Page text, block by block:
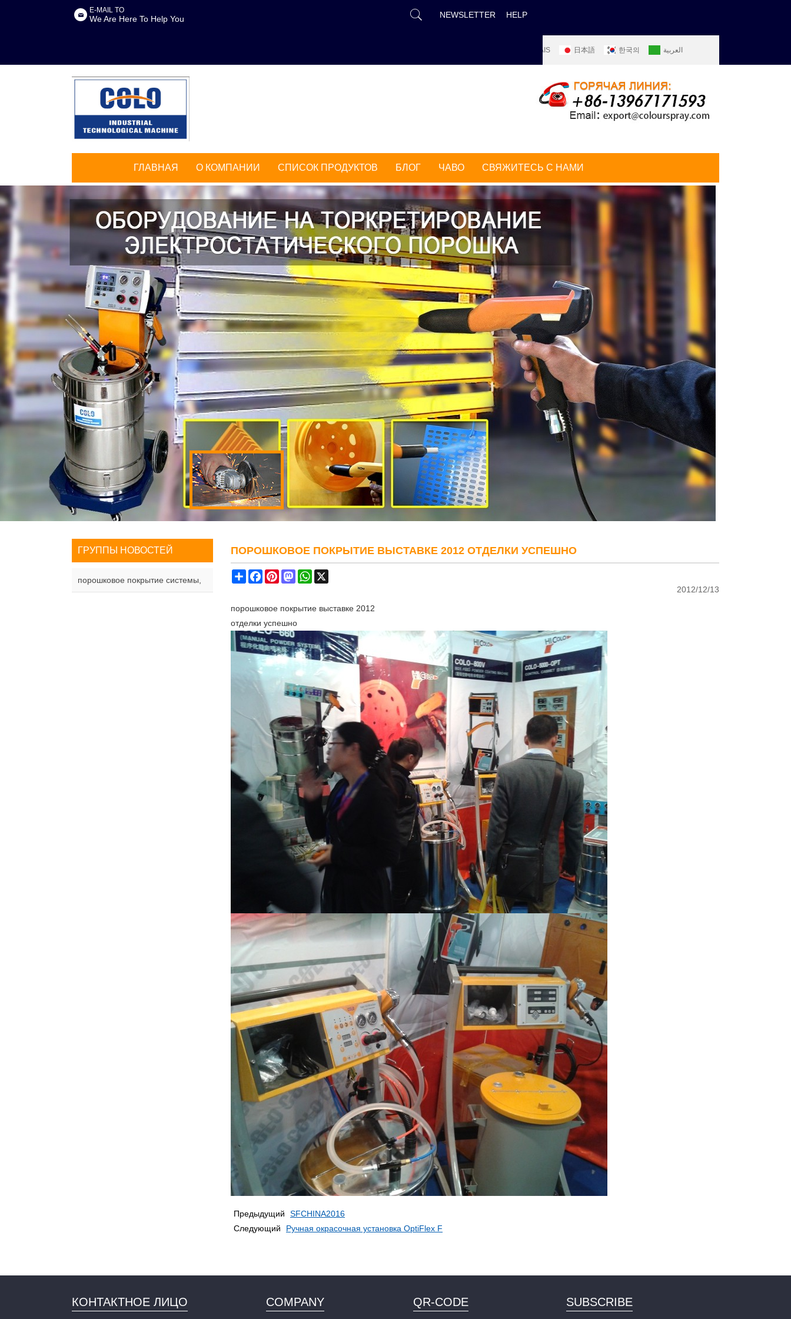
E-MAIL TO
We Are Here To Help You NEWSLETTER HELP
РУССКИЙ
FRANÇAIS 日本語 한국의 العربية
PORTUGUÊS
ГЛАВНАЯ О КОМПАНИИ СПИСОК ПРОДУКТОВ БЛОГ ЧАВО СВЯЖИТЕСЬ С НАМИ
ГРУППЫ НОВОСТЕЙ
порошковое покрытие системы,
ПОРОШКОВОЕ ПОКРЫТИЕ ВЫСТАВКЕ 2012 ОТДЕЛКИ УСПЕШНО
ShareFacebookPinterestMastodonWhatsApp
2012/12/13
порошковое покрытие выставке 2012
отделки успешно
Предыдущий
SFCHINA2016
Следующий
Ручная окрасочная установка OptiFlex F
КОНТАКТНОЕ ЛИЦО COMPANY QR-CODE SUBSCRIBE